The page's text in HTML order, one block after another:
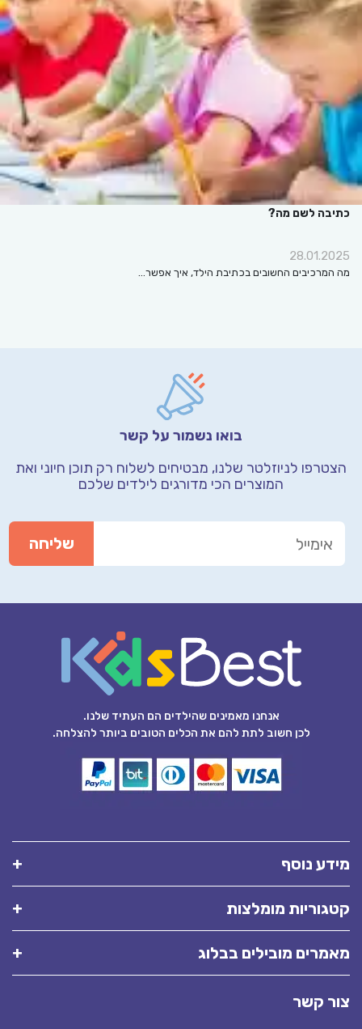
כתיבה לשם מה?
28.01.2025
מה המרכיבים החשובים בכתיבת הילד, איך אפשר…
בואו נשמור על קשר
הצטרפו לניוזלטר שלנו, מבטיחים לשלוח רק תוכן חיוני ואת
המוצרים הכי מדורגים לילדים שלכם
אנחנו מאמינים שהילדים הם העתיד שלנו.
לכן חשוב לתת להם את הכלים הטובים ביותר להצלחה.
מידע נוסף
קטגוריות מומלצות
מאמרים מובילים בבלוג
צור קשר